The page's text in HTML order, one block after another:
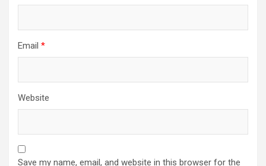
Email *
Website
Save my name, email, and website in this browser for the